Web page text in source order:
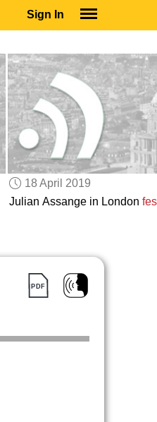
Sign In
GIFT
OTHER
ABOUT
18 April 2019
Julian Assange in London